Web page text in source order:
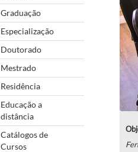
Graduação
Especialização
Doutorado
Mestrado
Residência
Educação a
distância
Catálogos de
Cursos